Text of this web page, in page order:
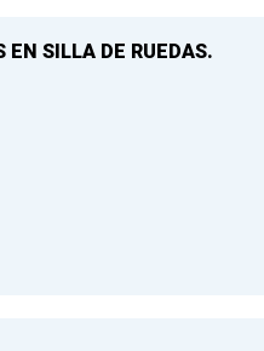
EN SILLA DE RUEDAS.